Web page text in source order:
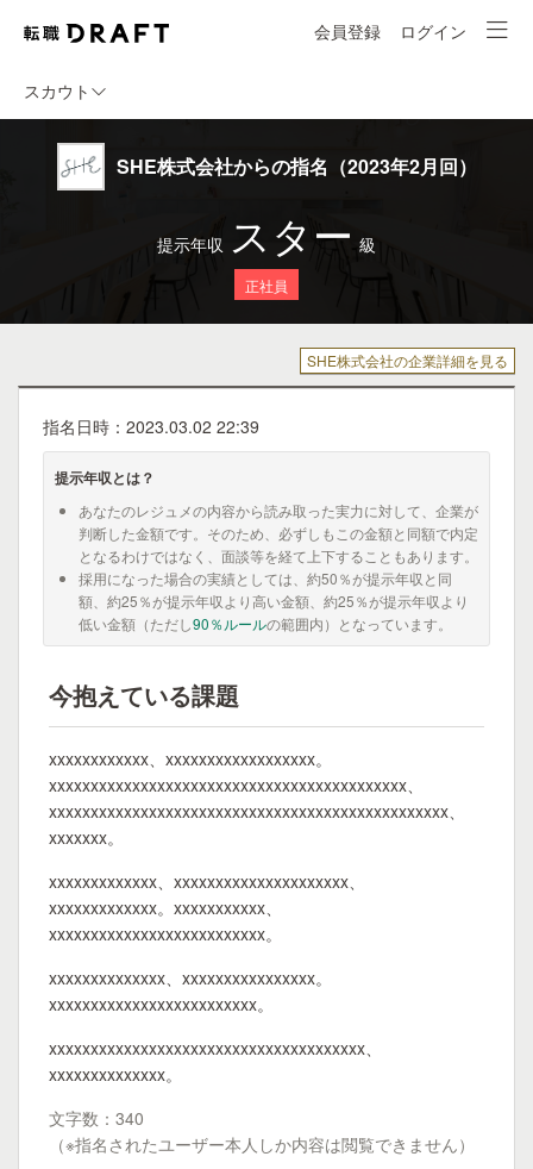
会員登録 ログイン
スカウト
SHE株式会社からの指名（2023年2月回）
提示年収 スター 級
正社員
SHE株式会社の企業詳細を見る
指名日時：2023.03.02 22:39
提示年収とは？
あなたのレジュメの内容から読み取った実力に対して、企業が
判断した金額です。そのため、必ずしもこの金額と同額で内定
となるわけではなく、面談等を経て上下することもあります。
採用になった場合の実績としては、約50％が提示年収と同
額、約25％が提示年収より高い金額、約25％が提示年収より
低い金額（ただし90％ルールの範囲内）となっています。
今抱えている課題
xxxxxxxxxxxx、xxxxxxxxxxxxxxxxxx。
xxxxxxxxxxxxxxxxxxxxxxxxxxxxxxxxxxxxxxxxxxx、
xxxxxxxxxxxxxxxxxxxxxxxxxxxxxxxxxxxxxxxxxxxxxxxx、
xxxxxxx。
xxxxxxxxxxxxx、xxxxxxxxxxxxxxxxxxxxx、
xxxxxxxxxxxxx。xxxxxxxxxxx、
xxxxxxxxxxxxxxxxxxxxxxxxxx。
xxxxxxxxxxxxxx、xxxxxxxxxxxxxxxx。
xxxxxxxxxxxxxxxxxxxxxxxxx。
xxxxxxxxxxxxxxxxxxxxxxxxxxxxxxxxxxxxxx、
xxxxxxxxxxxxxx。
文字数：340
（※指名されたユーザー本人しか内容は閲覧できません）